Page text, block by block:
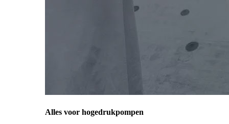
Alles voor hogedrukpompen